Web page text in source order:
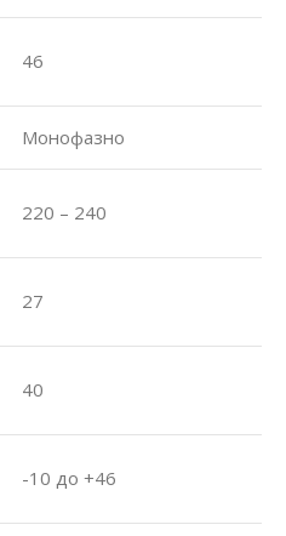
46
Монофазно
220 – 240
27
40
-10 до +46